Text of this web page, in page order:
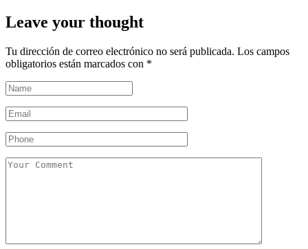
Leave your thought
Tu dirección de correo electrónico no será publicada. Los campos
obligatorios están marcados con *